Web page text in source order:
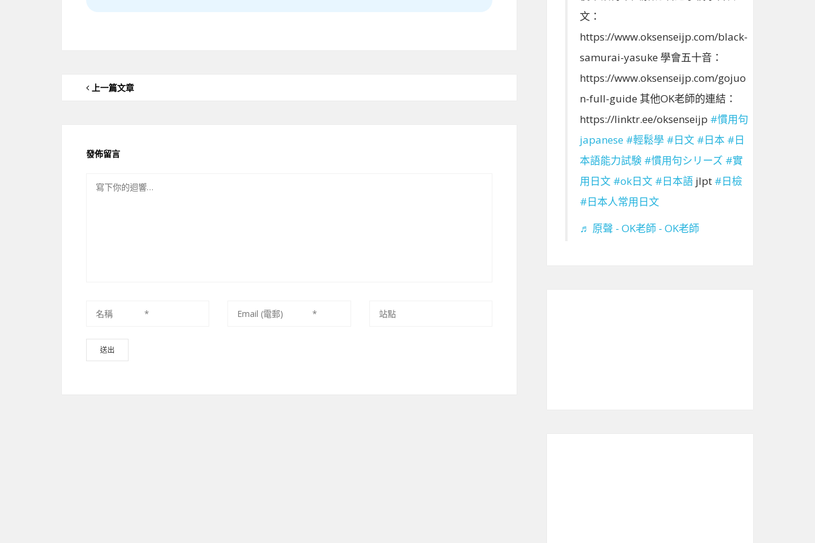
上一篇文章
發佈留言
文：
https://www.oksenseijp.com/black-
samurai-yasuke 學會五十音：
https://www.oksenseijp.com/gojuo
n-full-guide 其他OK老師的連結：
https://linktr.ee/oksenseijp #慣用句
japanese #輕鬆學 #日文 #日本 #日
本語能力試験 #慣用句シリーズ #實
用日文 #ok日文 #日本語 jlpt #日檢
#日本人常用日文
♬ 原聲 - OK老師 - OK老師